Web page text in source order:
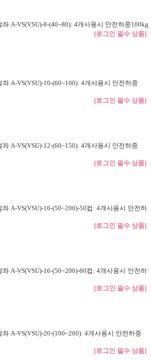
A-VS(VSU)-8-(40~80): 4개사용시 안전하중100kg
[로그인 필수 상품]
A-VS(VSU)-10-(60~100): 4개사용시 안전하중
[로그인 필수 상품]
A-VS(VSU)-12-(60~150): 4개사용시 안전하중
[로그인 필수 상품]
A-VS(VSU)-16-(50~200)-50컵: 4개사용시 안전하
[로그인 필수 상품]
A-VS(VSU)-16-(50~200)-60컵: 4개사용시 안전하
[로그인 필수 상품]
A-VS(VSU)-20-(100~200): 4개사용시 안전하중
[로그인 필수 상품]